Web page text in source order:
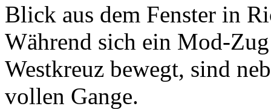
Blick aus dem Fenster in
Während sich ein Mod-
Westkreuz bewegt, sind
vollen Gange.